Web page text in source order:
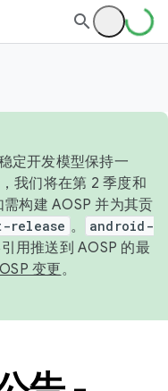
定开发模型保持一
我们将在第 2 季度和
构建 AOSP 并为其贡
release 。
android-
用推送到 AOSP 的最
变更。